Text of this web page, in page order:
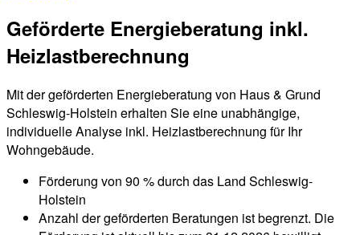
Geförderte Energieberatung inkl.
Heizlastberechnung
Mit der geförderten Energieberatung von Haus & Grund
Schleswig-Holstein erhalten Sie eine unabhängige,
individuelle Analyse inkl. Heizlastberechnung für Ihr
Wohngebäude.
Förderung von 90 % durch das Land Schleswig-
Holstein
Anzahl der geförderten Beratungen ist begrenzt. Die